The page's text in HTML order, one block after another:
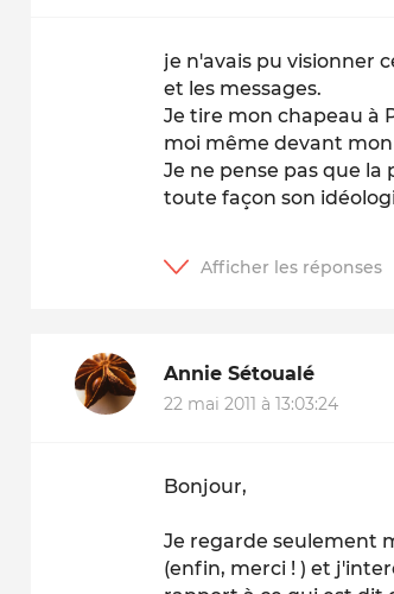
je n'avais pu visionner
et les messages.
Je tire mon chapeau à
moi même devant
Je ne pense pas que
toute façon son
Annie Sétoualé
22 mai 2011 à 13:03:24
Bonjour,
Je regarde seulement
(enfin, merci ! ) et